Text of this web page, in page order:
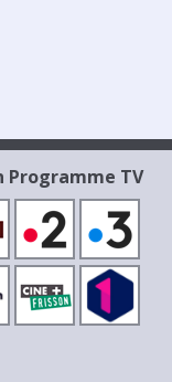
Programme TV